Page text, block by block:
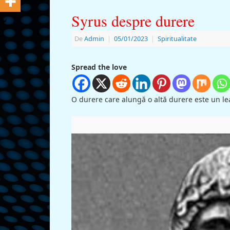
Syrus despre durere
DeAdmin | 05/01/2023 | Spiritualitate
Spread the love
O durere care alungă o altă durere este un